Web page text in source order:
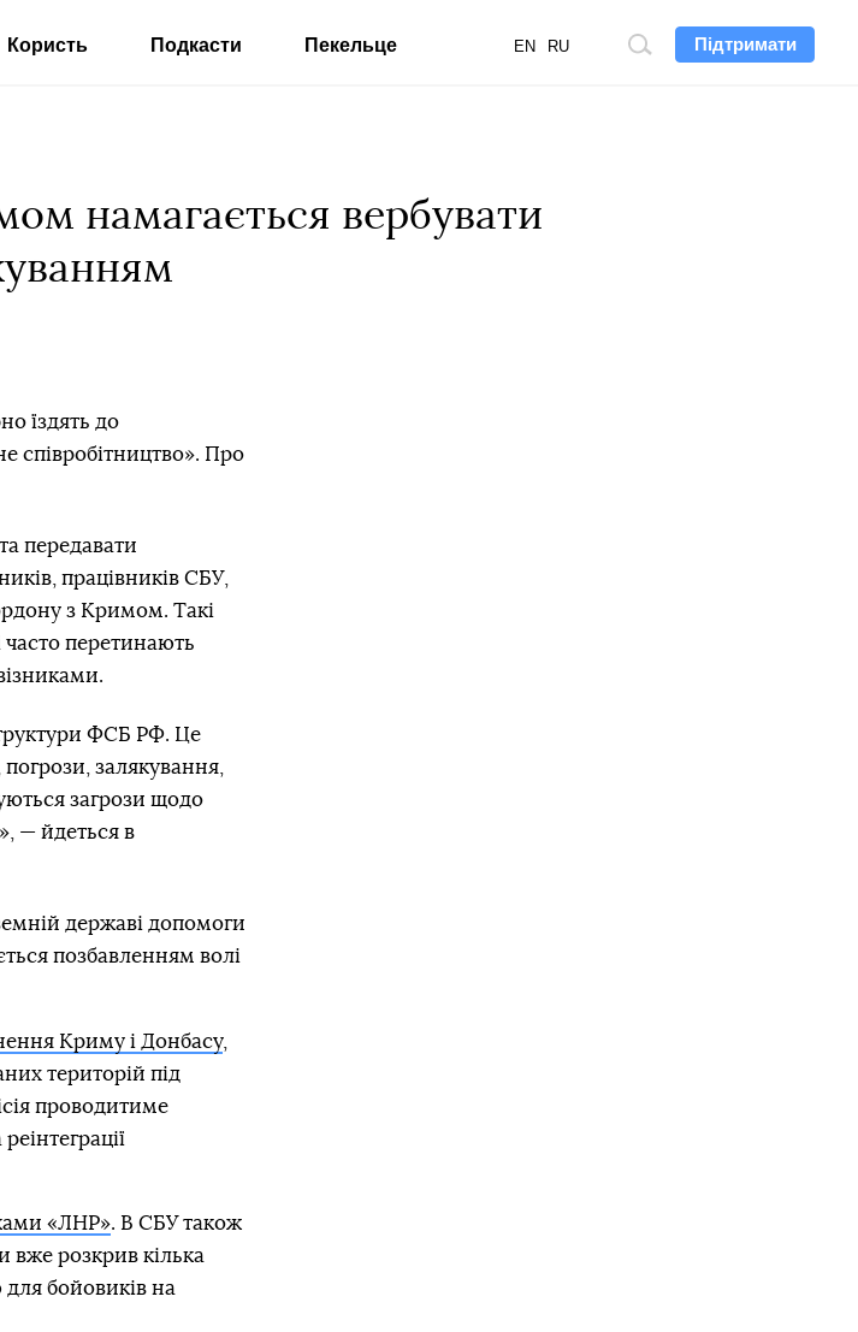
Підтримати
Пошук
EN RU
Користь Подкасти Пекельце
намагається вербувати
їздять до
співробітництво». Про
передавати
працівників СБУ,
з Кримом. Такі
часто перетинають
ФСБ РФ. Це
залякування,
загрози щодо
— йдеться в
державі допомоги
позбавленням волі
Криму і Донбасу,
територій під
проводитиме
«ЛНР». В СБУ також
вже розкрив кілька
бойовиків на